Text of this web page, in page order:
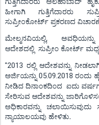
ಹೀಗಾಗಿ ಗುತ್ತಿಗೆದಾರರು
ಸುಪ್ರೀಂಕೋರ್ಟ್‌ ಪ್ರಕರಣದ
ಮೇಲ್ಮನವಿಯಲ್ಲಿ,
ಅವಧಿಯನ್ನು
ಆದೇಶದಲ್ಲಿ ಸುಪ್ರೀಂ ಕೋರ್ಟ್
"2013 ರಲ್ಲಿ ಆದೇಶವನ್ನು
ಅರ್ಜಿಯನ್ನು05.09.2018 ರಂದು
ನೀಡಿದ ದಿನಾಂಕದಿಂದ ಐದು
ಸೇರಿಸುವ ಆದೇಶವನ್ನು
ಅಧಿಕಾರವನ್ನು ಚಲಾಯಿಸುವುದು
ನ್ಯಾಯಾಲಯವು ಹೇಳಿತು.